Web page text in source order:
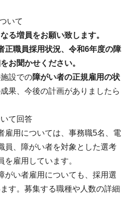
いて
る増員をお願い致します。
職員採用状況、令和6年度の障
お聞かせください。
設での障がい者の正規雇用の状
果、今後の計画がありましたら
て回答
用については、事務職5名、電
員、障がい者を対象とした選考
雇用しています。
い者雇用についても、採用選
す。募集する職種や人数の詳細